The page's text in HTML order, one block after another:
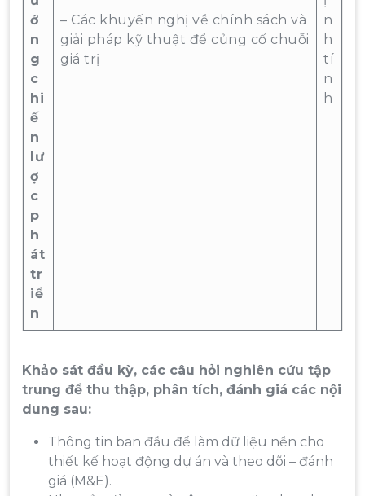
ớ
n
g
c
hi
ế
n
lư
ợ
c
p
h
át
tr
iể
n
– Các khuyến nghị về chính sách và
giải pháp kỹ thuật để củng cố chuỗi
giá trị
n
h
tí
n
h
Khảo sát đầu kỳ, các câu hỏi nghiên cứu tập
trung để thu thập, phân tích, đánh giá các nội
dung sau:
Thông tin ban đầu để làm dữ liệu nền cho
thiết kế hoạt động dự án và theo dõi – đánh
giá (M&E).